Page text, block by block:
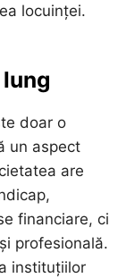
locuinței.
doar o
un aspect
are
financiare, ci
profesională.
instituțiilor